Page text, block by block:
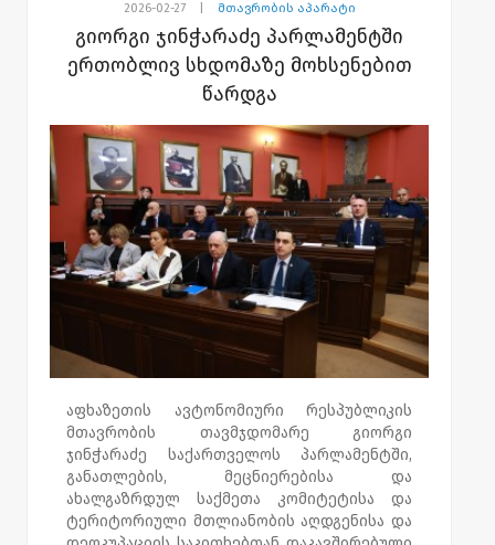
გურამ გაბესკირია 1993 წლის 27 სექტემბერს,
სოხუმის დაცემის დღეს, აფხაზმა
სეპარატისტებმა აფხაზეთის ავტონომიური
რესპუბლიკის მთავრობის
გურამ გაბესკირიას ცხედარი ოკუპირებული
სოხუმიდან 2017 წელს გადმოასვენეს და
სამხედრო პატივით დიღმის ძმათა
სასაფლაოზე დაკრძალეს. 27 სექტემბერს
გურამ გაბესკირიას საქართველოს
ეროვნული გმირის წოდება მიენიჭა.
2026-02-27| მთავრობის აპარატი
გიორგი ჯინჭარაძე პარლამენტში
ერთობლივ სხდომაზე მოხსენებით
წარდგა
აფხაზეთის ავტონომიური რესპუბლიკის
მთავრობის თავმჯდომარე გიორგი
ჯინჭარაძე საქართველოს პარლამენტში,
განათლების, მეცნიერებისა და
ახალგაზრდულ საქმეთა კომიტეტისა და
ტერიტორიული მთლიანობის აღდგენისა და